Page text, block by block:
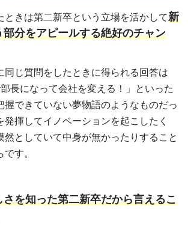
ときは第二新卒という立場を活かして新
分をアピールする絶好のチャン
同じ質問をしたときに得られる回答は
部長になって会社を変える！」といった
握できていない夢物語のようなものだっ
発揮してイノベーションを起こしたく
としていて中身が無かったりすること
す。
を知った第二新卒だから言えるこ